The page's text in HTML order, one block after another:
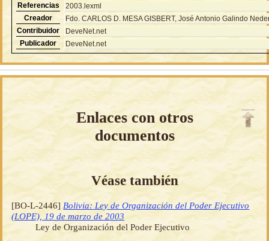
Referencias
2003.lexml
Creador
Fdo. CARLOS D. MESA GISBERT, José Antonio Galindo
Contribuidor
DeveNet.net
Publicador
DeveNet.net
Enlaces con otros
documentos
Véase también
[BO-L-2446] Bolivia: Ley de Organización del Poder Ejecutivo
(LOPE), 19 de marzo de 2003
Ley de Organización del Poder Ejecutivo